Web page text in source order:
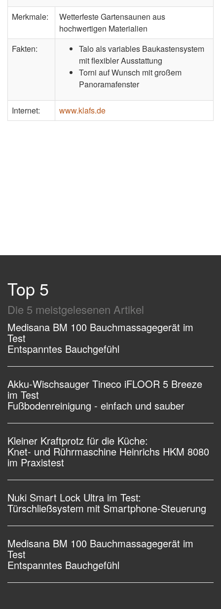
Merkmale:
Wetterfeste Gartensaunen aus
hochwertigen Materialien
Fakten:
Talo als variables Baukastensystem
mit flexibler Ausstattung
Torni auf Wunsch mit großem
Panoramafenster
Internet: www.klafs.de
Top 5
Die 5 meistgelesenen Artikel
Medisana BM 100 Bauchmassagegerät im
Test
Entspanntes Bauchgefühl
Akku-Wischsauger Tineco iFLOOR 5 Breeze
im Test
Fußbodenreinigung - einfach und sauber
Kleiner Kraftprotz für die Küche:
Knet- und Rührmaschine Heinrichs HKM 8080
im Praxistest
Nuki Smart Lock Ultra im Test:
Türschließsystem mit Smartphone-Steuerung
Medisana BM 100 Bauchmassagegerät im
Test
Entspanntes Bauchgefühl